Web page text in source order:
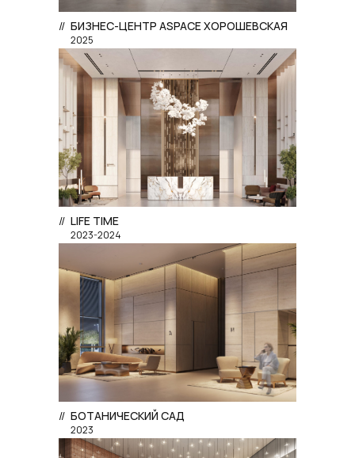
БИЗНЕС-ЦЕНТР ASPACE ХОРОШЕВСКАЯ
//
2025
LIFE TIME
//
2023-2024
БОТАНИЧЕСКИЙ САД
//
2023